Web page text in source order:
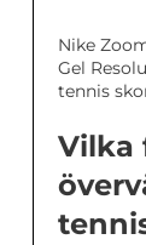
Nike
Gel
tennis
Vilka